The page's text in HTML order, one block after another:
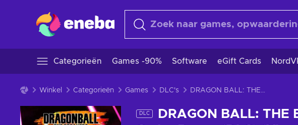
Categorieën Games -90% Software eGift Cards
Winkel Categorieën Games DLC's DRAGON BALL: THE BREAKERS - Pre-Order Bonus (DLC) (Xbox One) XBOX LIVE Key GLOBAL
DLC
DRAGON BALL: THE